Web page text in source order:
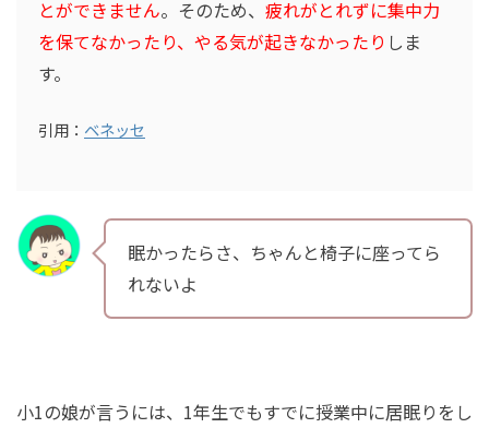
とができません。そのため、 疲れがとれずに集中力
を保てなかったり、やる気が起きなかったり しま
す。
引用： ベネッセ
眠かったらさ、ちゃんと椅子に座ってら
れないよ
小1の娘が言うには、1年生でもすでに授業中に居眠りをし